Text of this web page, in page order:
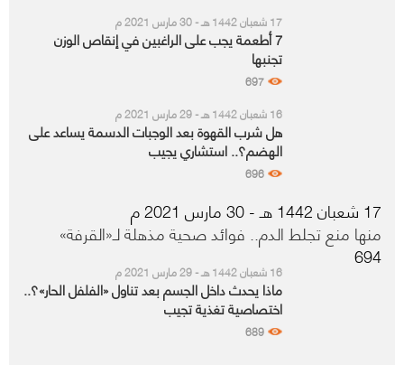
17 شعبان 1442 هـ - 30 مارس 2021 م
7 أطعمة يجب على الراغبين في إنقاص الوزن
تجنبها
697
16 شعبان 1442 هـ - 29 مارس 2021 م
هل شرب القهوة بعد الوجبات الدسمة يساعد على
الهضم؟.. استشاري يجيب
696
17 شعبان 1442 هـ - 30 مارس 2021 م
منها منع تجلط الدم.. فوائد صحية مذهلة لـ«القرفة»
694
16 شعبان 1442 هـ - 29 مارس 2021 م
ماذا يحدث داخل الجسم بعد تناول «الفلفل الحار»؟..
اختصاصية تغذية تجيب
689